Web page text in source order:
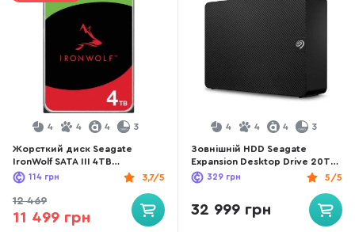
4 4 4 3
Жорсткий диск Seagate
IronWolf SATA III 4TB
(ST4000VN006)
3,7/5
114 грн
12 469
11 499 грн
4 4 4 3
Зовнішній HDD Seagate
Expansion Desktop Drive 20TB
(STKP20000400)
5/5
329 грн
32 999 грн